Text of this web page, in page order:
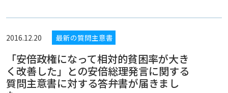
2016.12.20 最新の質問主意書
「安倍政権になって相対的貧困率が大き
く改善した」との安倍総理発言に関する
質問主意書に対する答弁書が届きまし